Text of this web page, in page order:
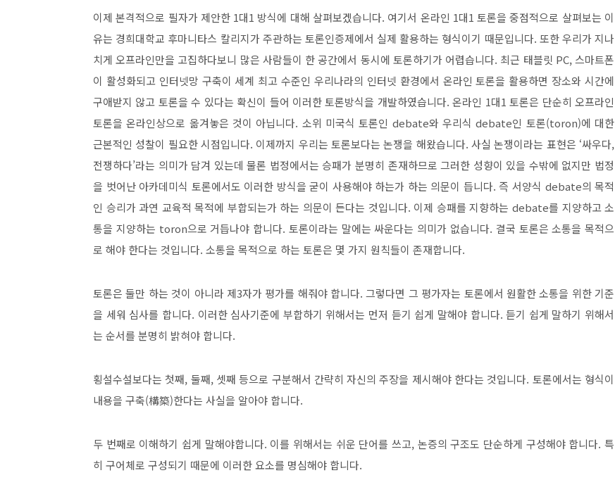
이제 본격적으로 필자가 제안한 1대1 방식에 대해 살펴보겠습니다. 여기서 온라인 1대1토론을 중점적으로 살펴보는 이
유는 경희대학교 후마니타스 칼리지가 주관하는 토론인증제에서 실제 활용하는 형식이기 때문입니다. 또한 우리가 지나
치게 오프라인만을 고집하다보니 많은 사람들이 한 공간에서 동시에 토론하기가 어렵습니다. 최근 태블릿 PC,스마트폰
이 활성화되고 인터넷망 구축이 세계 최고 수준인 우리나라의 인터넷 환경에서 온라인 토론을 활용하면 장소와 시간에
구애받지 않고 토론을 수 있다는 확신이 들어 이러한 토론방식을 개발하였습니다.온라인 1대1토론은 단순히 오프라인
토론을 온라인상으로 옮겨놓은 것이 아닙니다. 소위 미국식 토론인 debate와 우리식debate인 토론(toron)에 대한
근본적인 성찰이 필요한 시점입니다. 이제까지 우리는 토론보다는 논쟁을 해왔습니다.사실 논쟁이라는 표현은 ‘싸우다,
전쟁하다’라는 의미가 담겨 있는데 물론 법정에서는 승패가 분명히 존재하므로 그러한 성향이 있을 수밖에 없지만 법정
을 벗어난 아카데미식 토론에서도 이러한 방식을 굳이 사용해야 하는가 하는 의문이 듭니다.즉 서양식 debate의 목적
인 승리가 과연 교육적 목적에 부합되는가 하는 의문이 든다는 것입니다. 이제 승패를 지향하는 debate를 지양하고 소
통을 지양하는 toron으로 거듭나야 합니다. 토론이라는 말에는 싸운다는 의미가 없습니다. 결국 토론은 소통을 목적으
로 해야 한다는 것입니다. 소통을 목적으로 하는 토론은 몇 가지 원칙들이 존재합니다.
토론은 둘만 하는 것이 아니라 제3자가 평가를 해줘야 합니다.그렇다면 그 평가자는 토론에서 원활한 소통을 위한 기준
을 세워 심사를 합니다. 이러한 심사기준에 부합하기 위해서는 먼저 듣기 쉽게 말해야 합니다.듣기 쉽게 말하기 위해서
는 순서를 분명히 밝혀야 합니다.
횡설수설보다는 첫째, 둘째, 셋째 등으로 구분해서 간략히 자신의 주장을 제시해야 한다는 것입니다. 토론에서는 형식이
내용을 구축(構築)한다는 사실을 알아야 합니다.
두 번째로 이해하기 쉽게 말해야합니다. 이를 위해서는 쉬운 단어를 쓰고, 논증의 구조도 단순하게 구성해야 합니다.특
히 구어체로 구성되기 때문에 이러한 요소를 명심해야 합니다.